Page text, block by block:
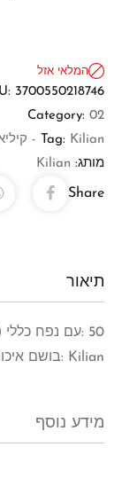
המלאי אזל
3700550218746
Category: 02
Tag: Kilian - קיליאן
מותג: Kilian
Share
תיאור
Kilian :בושם איכותי מהמותג
מידע נוסף